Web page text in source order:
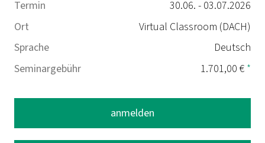
Termin
30.06. - 03.07.2026
Ort
Virtual Classroom (DACH)
Sprache
Deutsch
Seminargebühr
1.701,00 € *
anmelden